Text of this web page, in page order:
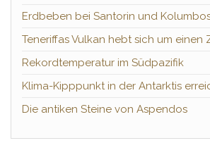
Erdbeben bei Santorin und
Teneriffas Vulkan hebt sich um einen
Rekordtemperatur im Südpazifik
Klima-Kipppunkt in der Antarktis
Die antiken Steine von Aspendos